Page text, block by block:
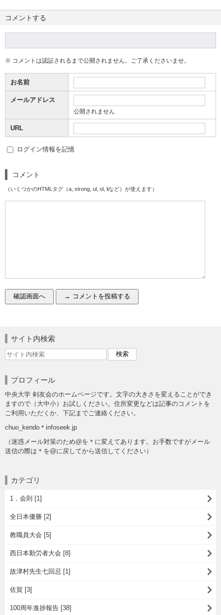
コメントする
※ コメントは認証されるまで公開されません。ご了承くださいませ。
お名前
メールアドレス
公開されません
URL
ログイン情報を記憶
コメント
（いくつかのHTMLタグ（a, strong, ul, ol, liなど）が使えます）
サイト内検索
プロフィール
中央大学 剣友会のホームページです。文字の大きさを変えることができ
ますので（大中小）お試しください。住所変更などは記事のコメントを
ご利用いただくか、下記までご連絡ください。
chuo_kendo＊infoseek.jp
（迷惑メール対策のため@を＊に変えてあります。お手数ですがメール
送信の際は＊を@に戻してから送信してください）
カテゴリ
1．会則 [1]
全日本優勝 [2]
教職員大会 [5]
西日本勤労者大会 [8]
故津村先生七回忌 [1]
佐賀 [3]
100周年進捗報告 [38]